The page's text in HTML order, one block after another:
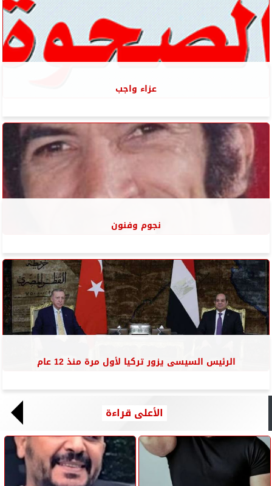
عزاء واجب
نجوم وفنون
الرئيس السيسى يزور تركيا لأول مرة منذ 12 عام
الأعلى قراءة